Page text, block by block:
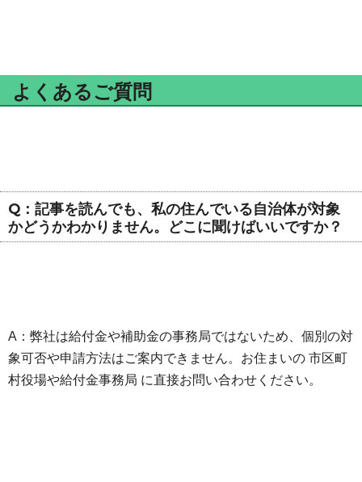
よくあるご質問
Q：記事を読んでも、私の住んでいる自治体が対象
かどうかわかりません。どこに聞けばいいですか？
A：弊社は給付金や補助金の事務局ではないため、個別の対
象可否や申請方法はご案内できません。お住まいの 市区町
村役場や給付金事務局 に直接お問い合わせください。